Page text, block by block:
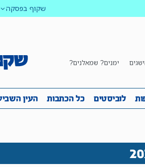
שקוף בפסקה
ימנים? שמאלנים?
לוביסטים כל הכתבות העין
סביבה שקיפות לוביסטים